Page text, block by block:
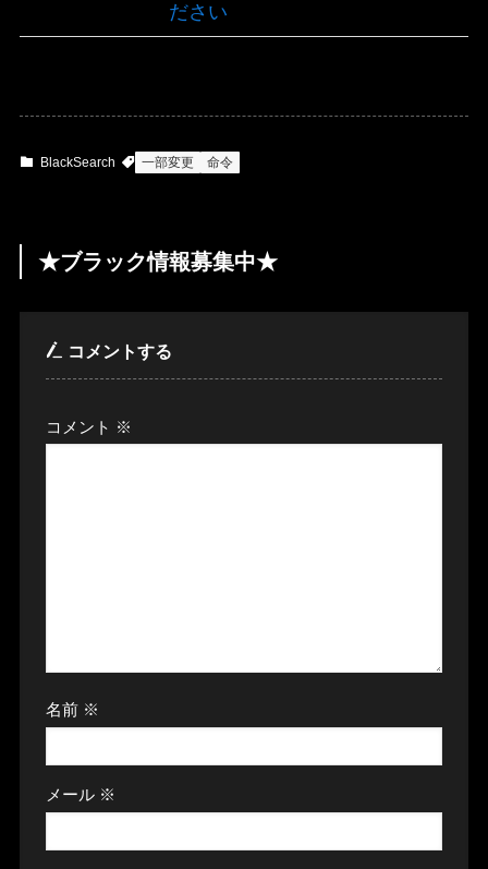
ださい
BlackSearch 一部変更 命令
★ブラック情報募集中★
コメントする
コメント ※
名前 ※
メール ※